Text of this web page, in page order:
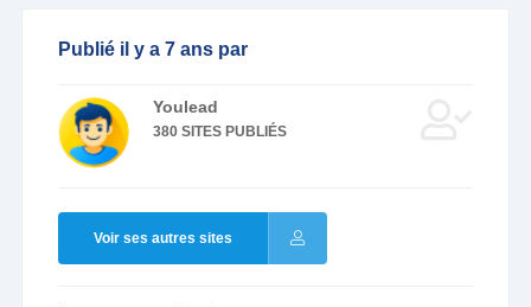
Publié il y a 7 ans par
Youlead
380 SITES PUBLIÉS
Voir ses autres sites